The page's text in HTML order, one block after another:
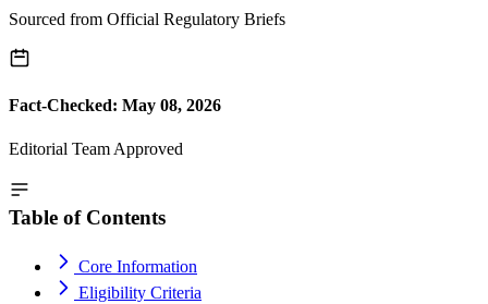
Sourced from Official Regulatory Briefs
Fact-Checked: May 08, 2026
Editorial Team Approved
Table of Contents
Core Information
Eligibility Criteria